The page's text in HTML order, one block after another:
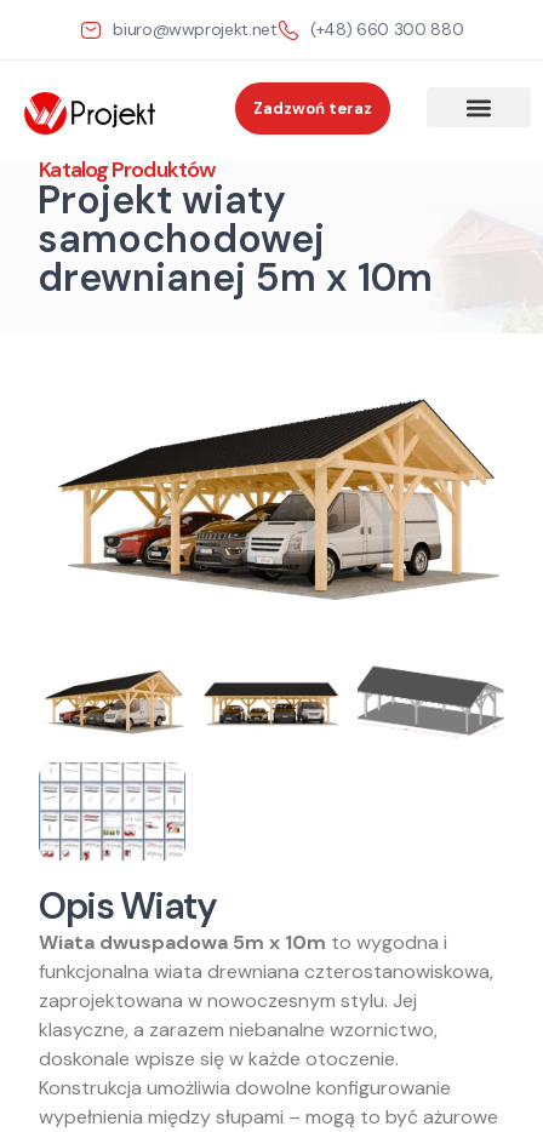
biuro@wwprojekt.net (+48) 660 300 880
Zadzwoń teraz
Katalog Produktów
Projekt wiaty
samochodowej
drewnianej 5m x 10m
Opis Wiaty
Wiata dwuspadowa 5m x 10m to wygodna i
funkcjonalna wiata drewniana czterostanowiskowa,
zaprojektowana w nowoczesnym stylu. Jej
klasyczne, a zarazem niebanalne wzornictwo,
doskonale wpisze się w każde otoczenie.
Konstrukcja umożliwia dowolne konfigurowanie
wypełnienia między słupami – mogą to być ażurowe